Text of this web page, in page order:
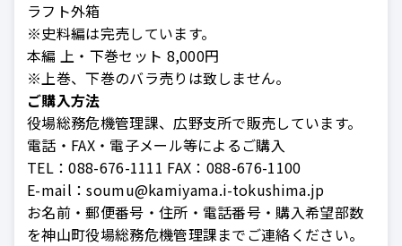
ラフト外箱
※史料編は完売しています。
本編 上・下巻セット 8,000円
※上巻、下巻のバラ売りは致しません。
ご購入方法
役場総務危機管理課、広野支所で販売しています。
電話・FAX・電子メール等によるご購入
TEL：088-676-1111 FAX：088-676-1100
E-mail：soumu@kamiyama.i-tokushima.jp
お名前・郵便番号・住所・電話番号・購入希望部数
を神山町役場総務危機管理課までご連絡ください。